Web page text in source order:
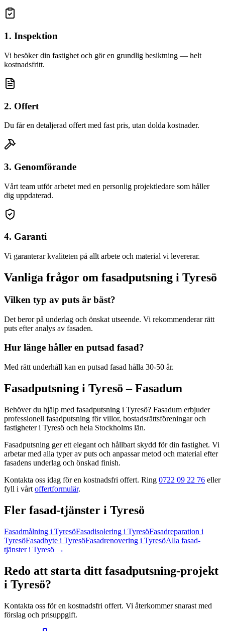
1. Inspektion
Vi besöker din fastighet och gör en grundlig besiktning — helt
kostnadsfritt.
2. Offert
Du får en detaljerad offert med fast pris, utan dolda kostnader.
3. Genomförande
Vårt team utför arbetet med en personlig projektledare som håller
dig uppdaterad.
4. Garanti
Vi garanterar kvaliteten på allt arbete och material vi levererar.
Vanliga frågor om fasadputsning i Tyresö
Vilken typ av puts är bäst?
Det beror på underlag och önskat utseende. Vi rekommenderar rätt
puts efter analys av fasaden.
Hur länge håller en putsad fasad?
Med rätt underhåll kan en putsad fasad hålla 30-50 år.
Fasadputsning i Tyresö – Fasadum
Behöver du hjälp med fasadputsning i Tyresö? Fasadum erbjuder
professionell fasadputsning för villor, bostadsrättsföreningar och
fastigheteri Tyresö och hela Stockholms län.
Fasadputsning ger ett elegant och hållbart skydd för din fastighet. Vi
arbetar med alla typer av puts och anpassar metod och material efter
fasadens underlag och önskad finish.
Kontakta oss idag för en kostnadsfri offert. Ring 0722 09 22 76 eller
fyll i vårt offertformulär.
Fler fasad-tjänster i Tyresö
Fasadmålning i TyresöFasadisolering i TyresöFasadreparation i
TyresöFasadbyte i TyresöFasadrenovering i TyresöAlla fasad-
tjänsteri Tyresö →
Redo att starta ditt fasadputsning-projekt
i Tyresö?
Kontakta oss för en kostnadsfri offert. Vi återkommer snarast med
förslag och prisuppgift.